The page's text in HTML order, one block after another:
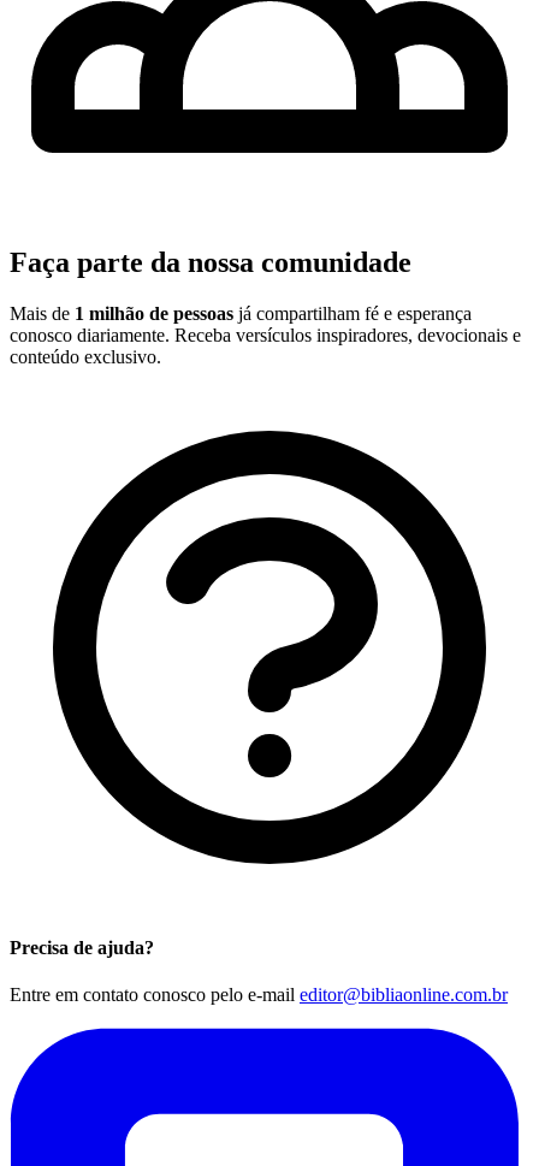
Faça parte da nossa comunidade
Mais de 1 milhão de pessoas já compartilham fé e esperança
conosco diariamente. Receba versículos inspiradores, devocionais e
conteúdo exclusivo.
Precisa de ajuda?
Entre em contato conosco pelo e-mail editor@bibliaonline.com.br